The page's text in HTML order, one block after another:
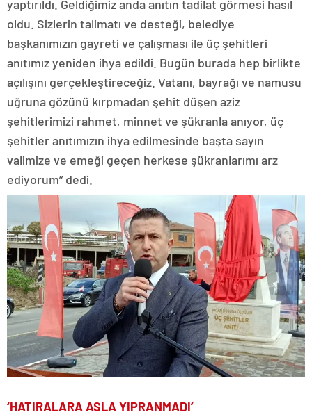
yaptırıldı. Geldiğimiz anda anıtın tadilat görmesi hasıl
oldu. Sizlerin talimatı ve desteği, belediye
başkanımızın gayreti ve çalışması ile üç şehitleri
anıtımız yeniden ihya edildi. Bugün burada hep birlikte
açılışını gerçekleştireceğiz. Vatanı, bayrağı ve namusu
uğruna gözünü kırpmadan şehit düşen aziz
şehitlerimizi rahmet, minnet ve şükranla anıyor, üç
şehitler anıtımızın ihya edilmesinde başta sayın
valimize ve emeği geçen herkese şükranlarımı arz
ediyorum” dedi.
‘HATIRALARA ASLA YIPRANMADI’